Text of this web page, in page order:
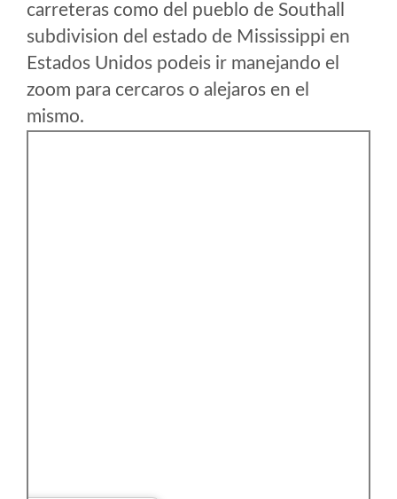
carreteras como del pueblo de Southall
subdivision del estado de Mississippi en
Estados Unidos podeis ir manejando el
zoom para cercaros o alejaros en el
mismo.